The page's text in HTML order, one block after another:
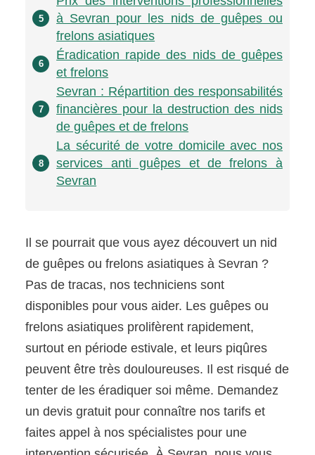
5
à Sevran pour les nids de guêpes ou
frelons asiatiques
6
Éradication rapide des nids de guêpes
et frelons
7
Sevran : Répartition des responsabilités
financières pour la destruction des nids
de guêpes et de frelons
8
La sécurité de votre domicile avec nos
services anti guêpes et de frelons à
Sevran
Il se pourrait que vous ayez découvert un nid
de guêpes ou frelons asiatiques à Sevran ?
Pas de tracas, nos techniciens sont
disponibles pour vous aider. Les guêpes ou
frelons asiatiques prolifèrent rapidement,
surtout en période estivale, et leurs piqûres
peuvent être très douloureuses. Il est risqué de
tenter de les éradiquer soi même. Demandez
un devis gratuit pour connaître nos tarifs et
faites appel à nos spécialistes pour une